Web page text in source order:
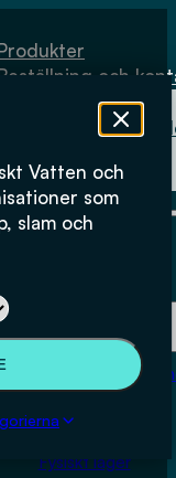
Vatten och
som
slam och
och
Fysiskt lager
och kontakt
Om
Köpvillkor
Fysiskt lager